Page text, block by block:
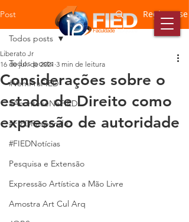
Post Registre-se
Todos posts
#VemPraFIED
#AconteceNaFIED
#FIEDResponde
#FIEDNotícias
Pesquisa e Extensão
Expressão Artística a Mão Livre
Amostra Art Cul Arq
Todos posts
Considerações sobre o
estado de Direito como
expressão de autoridade
Liberato Jr
16 de jul. de 2021 3 min de leitura